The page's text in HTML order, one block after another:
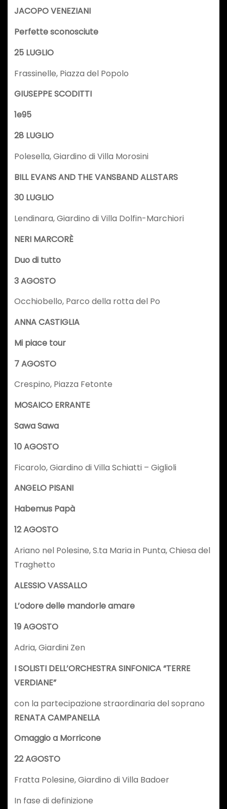
JACOPO VENEZIANI
Perfette sconosciute
25 LUGLIO
Frassinelle, Piazza del Popolo
GIUSEPPE SCODITTI
1e95
28 LUGLIO
Polesella, Giardino di Villa Morosini
BILL EVANS AND THE VANSBAND ALLSTARS
30 LUGLIO
Lendinara, Giardino di Villa Dolfin-Marchiori
NERI MARCORÈ
Duo di tutto
3 AGOSTO
Occhiobello, Parco della rotta del Po
ANNA CASTIGLIA
Mi piace tour
7 AGOSTO
Crespino, Piazza Fetonte
MOSAICO ERRANTE
Sawa Sawa
10 AGOSTO
Ficarolo, Giardino di Villa Schiatti – Giglioli
ANGELO PISANI
Habemus Papà
12 AGOSTO
Ariano nel Polesine, S.ta Maria in Punta, Chiesa del
Traghetto
ALESSIO VASSALLO
L’odore delle mandorle amare
19 AGOSTO
Adria, Giardini Zen
I SOLISTI DELL’ORCHESTRA SINFONICA “TERRE
VERDIANE”
con la partecipazione straordinaria del soprano
RENATA CAMPANELLA
Omaggio a Morricone
22 AGOSTO
Fratta Polesine, Giardino di Villa Badoer
In fase di definizione